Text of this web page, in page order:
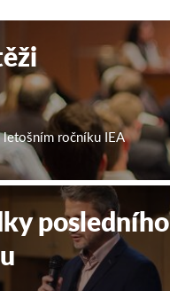
ročníku IEA
posledního